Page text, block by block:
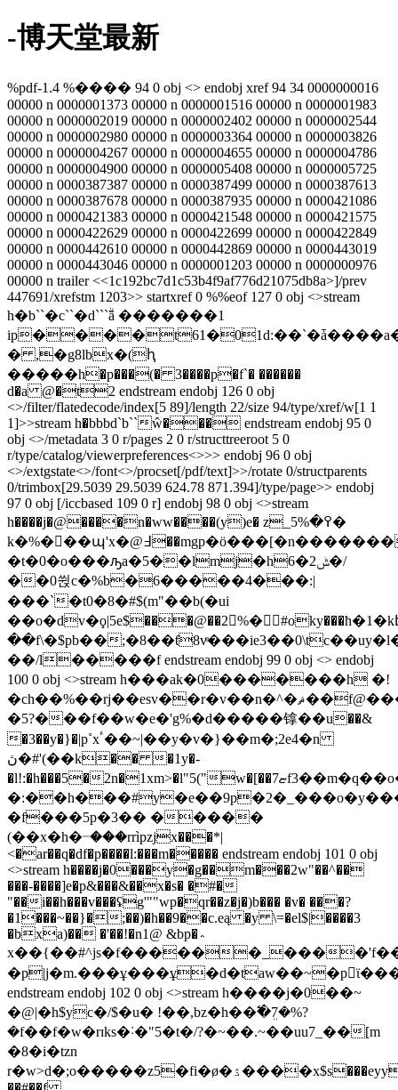
-博天堂最新
%pdf-1.4 %���� 94 0 obj <> endobj xref 94 34 0000000016
00000 n 0000001373 00000 n 0000001516 00000 n 0000001983
00000 n 0000002019 00000 n 0000002402 00000 n 0000002544
00000 n 0000002980 00000 n 0000003364 00000 n 0000003826
00000 n 0000004267 00000 n 0000004655 00000 n 0000004786
00000 n 0000004900 00000 n 0000005408 00000 n 0000005725
00000 n 0000387387 00000 n 0000387499 00000 n 0000387613
00000 n 0000387678 00000 n 0000387935 00000 n 0000421086
00000 n 0000421383 00000 n 0000421548 00000 n 0000421575
00000 n 0000422629 00000 n 0000422699 00000 n 0000422849
00000 n 0000442610 00000 n 0000442869 00000 n 0000443019
00000 n 0000443046 00000 n 0000001203 00000 n 0000000976
00000 n trailer <<1c192bc7d1c53b4f9af776d21075db8a>]/prev
447691/xrefstm 1203>> startxref 0 %%eof 127 0 obj <>stream
h�b``�c``�d```ۗȁ �������1
� ,�g8lbx�(ԧ
�����h�p���(� 3����p�f`� ������
d�a @�t2 endstream endobj 126 0 obj
<>/filter/flatedecode/index[5 89]/length 22/size 94/type/xref/w[1 1
1]>>stream h�bbbd`b``ŵ��� endstream endobj 95 0
obj <>/metadata 3 0 r/pages 2 0 r/structtreeroot 5 0
r/type/catalog/viewerpreferences<>>> endobj 96 0 obj
<>/extgstate<>/font<>/procset[/pdf/text]>>/rotate 0/structparents
0/trimbox[29.5039 29.5039 624.78 871.394]/type/page>> endobj
97 0 obj [/iccbased 109 0 r] endobj 98 0 obj <>stream
h����j�@����n�ww����(y)e� z_߉�5%�
k�%��ٓ�պ'x�@߃��mgp�ӧ���[�n�����������2������y@�q��\q
�t�0�o���ԡa�5��lmj�h6�ݰ2�/
��0쒽c�%b�6�����4���:|
���`�t0�8�#$(m"��b(�ui
��o�dv�ϙ|5e$���@��2%�
��f\�$pb��
��/l�����f endstream endobj 99 0 obj <> endobj
100 0 obj <>stream h���ak�0�������h �!
�ch��%��rj��esv��r�v��n�^�ޘ��f@���v���/
�5?���f��w�e�'g%�d�����镎��u��&
�3��y�}�|p˚xٴ��~|��y�v�}��m�;2e4�n
ڽ�#'(��k�� �1y�-
�l!:�h���5�2n�1xm>�l"5("w�[��ޏ7f3��m�q��o���mlgқ(��s��8���:�����
�f���5p�3�� �����
(��x�h�ᜭ���rrìpzjx���*|
<�ar��q�df�p����l:���m����� endstream endobj 101 0 obj
<>stream h����j�0���y�g��m���2w"��^��
���-����]e�p&���&��x�s� �#�
"��i��h���v���ʢg'""wp�qr��z�j�)b��� �v� ���?
�1���~��}�;��)�h��9��c.eą �y \=�el$|����3
�bxa)�� �'��!�n1@ &bp�؞
х��{��#^js�f������_���
endstream endobj 102 0 obj <>stream h����j�0��~
�@|�h$yc�/$�u� !��,bz�h��߱�ܸ7�%?
�f��f�w�rɪks�˸�"5�t�/?�~��.~��uu7_��[m
�8�i�tzn
r�w>d�;o�����z5�fi�ø�ۮ����x$s���eyyı���p,��f�'��!t1�q!;o$,�e�`͘�vl%����(b5m�el̄��yv�m�^��ͯ#j%ĝi[���t�-